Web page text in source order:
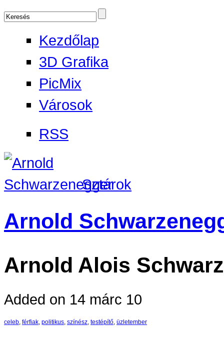
Kezdőlap
3D Grafika
PicMix
Városok
RSS
Sztárok
Arnold
Arnold Alois
Added on 14 márc 10
celeb férfiak politikus színész testépítő üzletember